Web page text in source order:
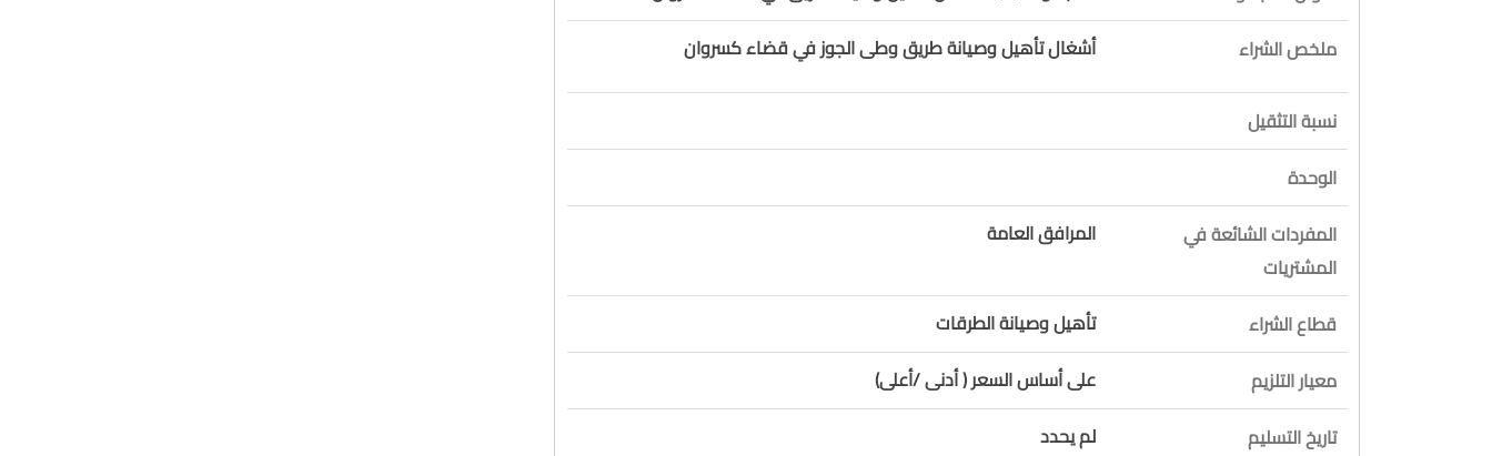
ملخص الشراء
أشغال تأهيل وصيانة طريق وطى الجوز في قضاء كسروان
نسبة التثقيل
الوحدة
المفردات الشائعة في
المشتريات
المرافق العامة
قطاع الشراء
تأهيل وصيانة الطرقات
معيار التلزيم
على أساس السعر ( أدنى /أعلى)
تاريخ التسليم
لم يحدد